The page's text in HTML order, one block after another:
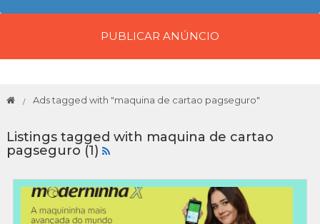
PUBLICAR ANÚNCIO
Ads tagged with "maquina de cartao pagseguro"
Listings tagged with maquina de cartao
pagseguro (1)